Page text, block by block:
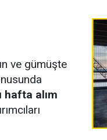
ve gümüşte
hafta alım